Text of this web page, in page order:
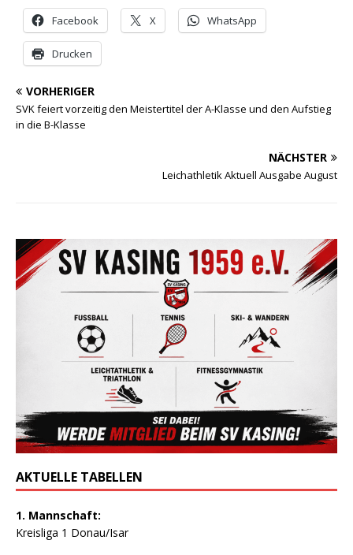
Facebook X WhatsApp
Drucken
VORHERIGER
SVK feiert vorzeitig den Meistertitel der A-Klasse und den Aufstieg
in die B-Klasse
NÄCHSTER
Leichathletik Aktuell Ausgabe August
AKTUELLE TABELLEN
1. Mannschaft:
Kreisliga 1 Donau/Isar